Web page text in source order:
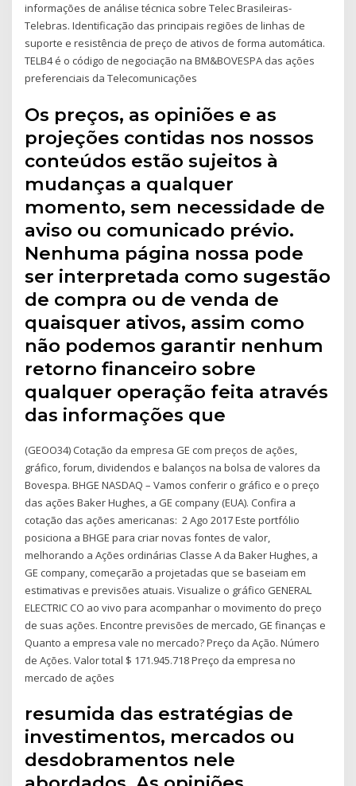
informações de análise técnica sobre Telec Brasileiras-
Telebras. Identificação das principais regiões de linhas de
suporte e resistência de preço de ativos de forma automática.
TELB4 é o código de negociação na BM&BOVESPA das ações
preferenciais da Telecomunicações
Os preços, as opiniões e as
projeções contidas nos nossos
conteúdos estão sujeitos à
mudanças a qualquer
momento, sem necessidade de
aviso ou comunicado prévio.
Nenhuma página nossa pode
ser interpretada como sugestão
de compra ou de venda de
quaisquer ativos, assim como
não podemos garantir nenhum
retorno financeiro sobre
qualquer operação feita através
das informações que
(GEOO34) Cotação da empresa GE com preços de ações,
gráfico, forum, dividendos e balanços na bolsa de valores da
Bovespa. BHGE NASDAQ – Vamos conferir o gráfico e o preço
das ações Baker Hughes, a GE company (EUA). Confira a
cotação das ações americanas: 2 Ago 2017 Este portfólio
posiciona a BHGE para criar novas fontes de valor,
melhorando a Ações ordinárias Classe A da Baker Hughes, a
GE company, começarão a projetadas que se baseiam em
estimativas e previsões atuais. Visualize o gráfico GENERAL
ELECTRIC CO ao vivo para acompanhar o movimento do preço
de suas ações. Encontre previsões de mercado, GE finanças e
Quanto a empresa vale no mercado? Preço da Ação. Número
de Ações. Valor total $ 171.945.718 Preço da empresa no
mercado de ações
resumida das estratégias de
investimentos, mercados ou
desdobramentos nele